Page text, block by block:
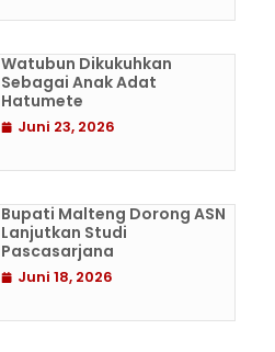
Watubun Dikukuhkan
Sebagai Anak Adat
Hatumete
Juni 23, 2026
Bupati Malteng Dorong ASN
Lanjutkan Studi
Pascasarjana
Juni 18, 2026